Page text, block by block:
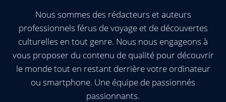
Nous sommes des rédacteurs et auteurs
professionnels férus de voyage et de découvertes
culturelles en tout genre. Nous nous engageons à
vous proposer du contenu de qualité pour découvrir
le monde tout en restant derrière votre ordinateur
ou smartphone. Une équipe de passionnés
passionnants.